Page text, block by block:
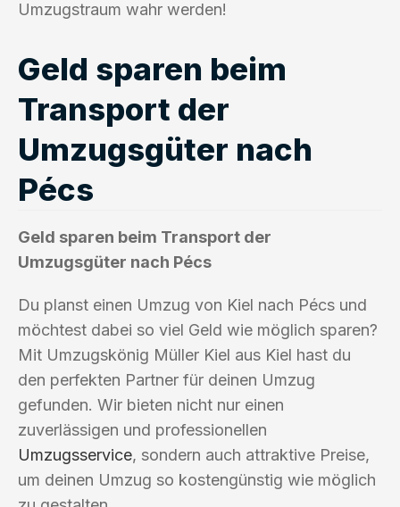
Umzugstraum wahr werden!
Geld sparen beim
Transport der
Umzugsgüter nach
Pécs
Geld sparen beim Transport der
Umzugsgüter nach Pécs
Du planst einen Umzug von Kiel nach Pécs und
möchtest dabei so viel Geld wie möglich sparen?
Mit Umzugskönig Müller Kiel aus Kiel hast du
den perfekten Partner für deinen Umzug
gefunden. Wir bieten nicht nur einen
zuverlässigen und professionellen
Umzugsservice, sondern auch attraktive Preise,
um deinen Umzug so kostengünstig wie möglich